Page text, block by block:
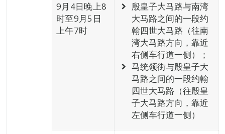
9月4日晚上8
时至9月5日
上午7时
殷皇子大马路与南湾
大马路之间的一段约
翰四世大马路（往南
湾大马路方向，靠近
右侧车行道一侧）；
马统领街与殷皇子大
马路之间的一段约翰
四世大马路（往殷皇
子大马路方向，靠近
左侧车行道一侧）